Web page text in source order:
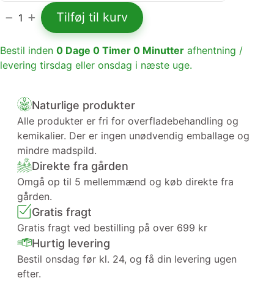
1 Tilføj til kurv
Bestil inden 0 Dage 0 Timer 0 Minutter afhentning /
levering tirsdag eller onsdag i næste uge.
Naturlige produkter
Alle produkter er fri for overfladebehandling og
kemikalier. Der er ingen unødvendig emballage og
mindre madspild.
Direkte fra gården
Omgå op til 5 mellemmænd og køb direkte fra
gården.
Gratis fragt
Gratis fragt ved bestilling på over 699 kr
Hurtig levering
Bestil onsdag før kl. 24, og få din levering ugen
efter.